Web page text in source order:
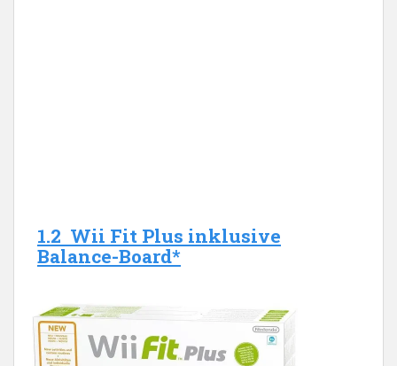
1.2 Wii Fit Plus inklusive
Balance-Board*